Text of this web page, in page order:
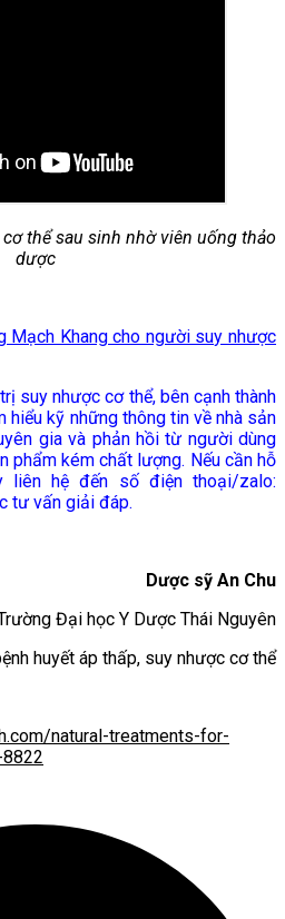
thể sau sinh nhờ viên uống thảo
dược
Mạch Khang cho người suy nhược
suy nhược cơ thể, bên cạnh thành
hiểu kỹ những thông tin về nhà sản
gia và phản hồi từ người dùng
phẩm kém chất lượng. Nếu cần hỗ
liên hệ đến số điện thoại/zalo:
tư vấn giải đáp.
Dược sỹ An Chu
Đại học Y Dược Thái Nguyên
huyết áp thấp, suy nhược cơ thể
natural-treatments-for-